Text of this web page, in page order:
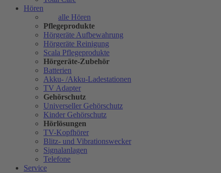
Hören
alle Hören
Pflegeprodukte
Hörgeräte Aufbewahrung
Hörgeräte Reinigung
Scala Pflegeprodukte
Hörgeräte-Zubehör
Batterien
Akku- /Akku-Ladestationen
TV Adapter
Gehörschutz
Universeller Gehörschutz
Kinder Gehörschutz
Hörlösungen
TV-Kopfhörer
Blitz- und Vibrationswecker
Signalanlagen
Telefone
Service